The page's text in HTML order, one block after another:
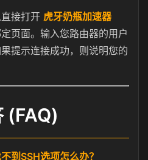
接打开 虎牙奶瓶加速器
页面。输入您路由器的用户
提示连接成功，则说明您的
(FAQ)
到SSH选项怎么办？